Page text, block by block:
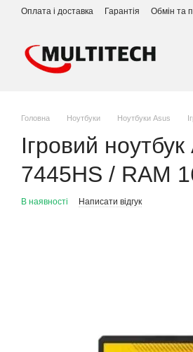
Перейти до основного контенту
Оплата і доставка Гарантія Обмін та
Головна Ноутбуки Ноутбуки Asus
Ігровий
7445HS / RAM
В наявності Написати відгук